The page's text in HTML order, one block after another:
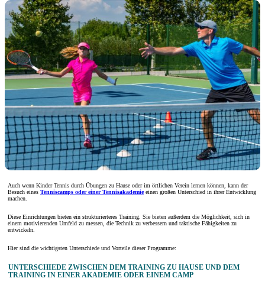
Auch wenn Kinder Tennis durch Übungen zu Hause oder im örtlichen Verein lernen können, kann der
Besuch eines Tenniscamps oder einer Tennisakademieeinen großen Unterschied in ihrer Entwicklung
machen.
Diese Einrichtungen bieten ein strukturierteres Training. Sie bieten außerdem die Möglichkeit, sich in
einem motivierenden Umfeld zu messen, die Technik zu verbessern und taktische Fähigkeiten zu
entwickeln.
Hier sind die wichtigsten Unterschiede und Vorteile dieser Programme:
UNTERSCHIEDE ZWISCHEN DEM TRAINING ZU HAUSE UND DEM
TRAINING IN EINER AKADEMIE ODER EINEM CAMP